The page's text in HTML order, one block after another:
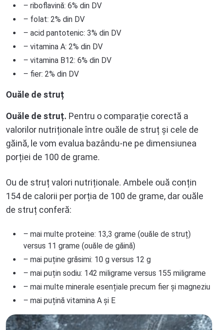
– riboflavină: 6% din DV
– folat: 2% din DV
– acid pantotenic: 3% din DV
– vitamina A: 2% din DV
– vitamina B12: 6% din DV
– fier: 2% din DV
Ouăle de struț
Ouăle de struț. Pentru o comparație corectă a
valorilor nutriționale între ouăle de struț și cele de
găină, le vom evalua bazându-ne pe dimensiunea
porției de 100 de grame.
Ou de struț valori nutriționale. Ambele ouă conțin
154 de calorii per porția de 100 de grame, dar ouăle
de struț conferă:
– mai multe proteine: 13,3 grame (ouăle de struț)
versus 11 grame (ouăle de găină)
– mai puține grăsimi: 10 g versus 12 g
– mai puțin sodiu: 142 miligrame versus 155 miligrame
– mai multe minerale esențiale precum fier și magneziu
– mai puțină vitamina A și E